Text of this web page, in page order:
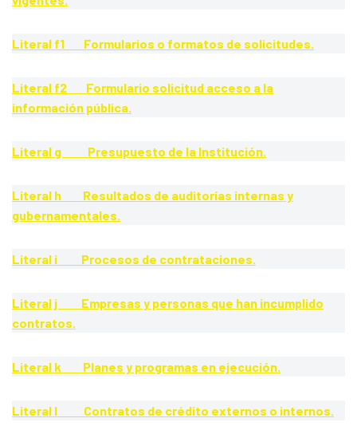
Literal f1 Formularios o formatos de solicitudes.
Literal f2 Formulario solicitud acceso a la
información pública.
Literal g Presupuesto de la Institución.
Literal h Resultados de auditorías internas y
gubernamentales.
Literal i Procesos de contrataciones.
Literal j Empresas y personas que han incumplido
contratos.
Literal k Planes y programas en ejecución.
Literal l Contratos de crédito externos o internos.